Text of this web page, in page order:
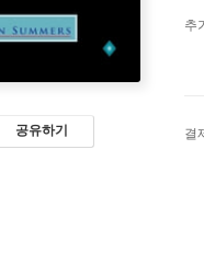
공유하기
추
결